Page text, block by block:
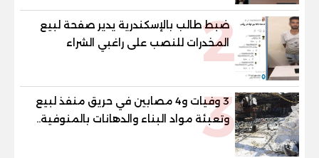
2
ضبط طالب بالإسكندرية يدير صفحة لبيع
المخدرات للنصب على راغبي الشراء
3
3 وفيات و4 مصابين في حريق منفذ لبيع
وتعبئة مواد البناء والدهانات بالمنوفية..
والمحافظ يتابع من موقع الحادث